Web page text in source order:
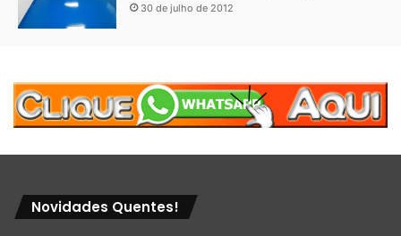
30 de julho de 2012
Novidades Quentes!